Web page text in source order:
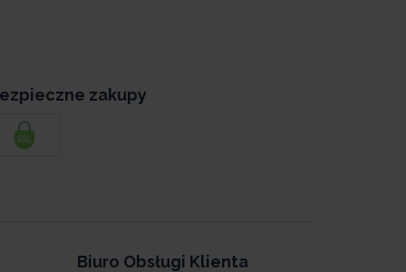
zakupy
Biuro Obsługi Klienta